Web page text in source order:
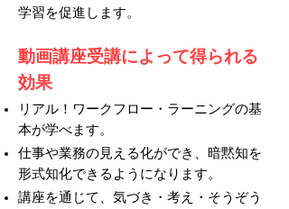
学習を促進します。
動画講座受講によって得られる
効果
リアル！ワークフロー・ラーニングの基
本が学べます。
仕事や業務の見える化ができ、暗黙知を
形式知化できるようになります。
講座を通じて、気づき・考え・そうぞう